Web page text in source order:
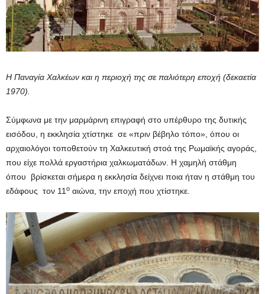
Η Παναγία Χαλκέων και η περιοχή της σε παλιότερη εποχή (δεκαετία
1970).
Σύμφωνα με την μαρμάρινη επιγραφή στο υπέρθυρο της δυτικής
εισόδου, η εκκλησία χτίστηκε σε «πριν βέβηλο τόπο», όπου οι
αρχαιολόγοι τοποθετούν τη Χαλκευτική στοά της Ρωμαϊκής αγοράς,
που είχε πολλά εργαστήρια χαλκωματάδων. Η χαμηλή στάθμη
όπου βρίσκεται σήμερα η εκκλησία δείχνει ποια ήταν η στάθμη του
εδάφους τον 11 ο αιώνα, την εποχή που χτίστηκε.